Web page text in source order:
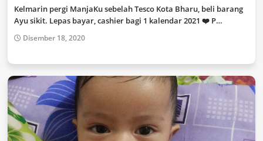
Kelmarin pergi ManjaKu sebelah Tesco Kota Bharu, beli barang
Ayu sikit. Lepas bayar, cashier bagi 1 kalendar 2021 ❤️ P…
Disember 18, 2020